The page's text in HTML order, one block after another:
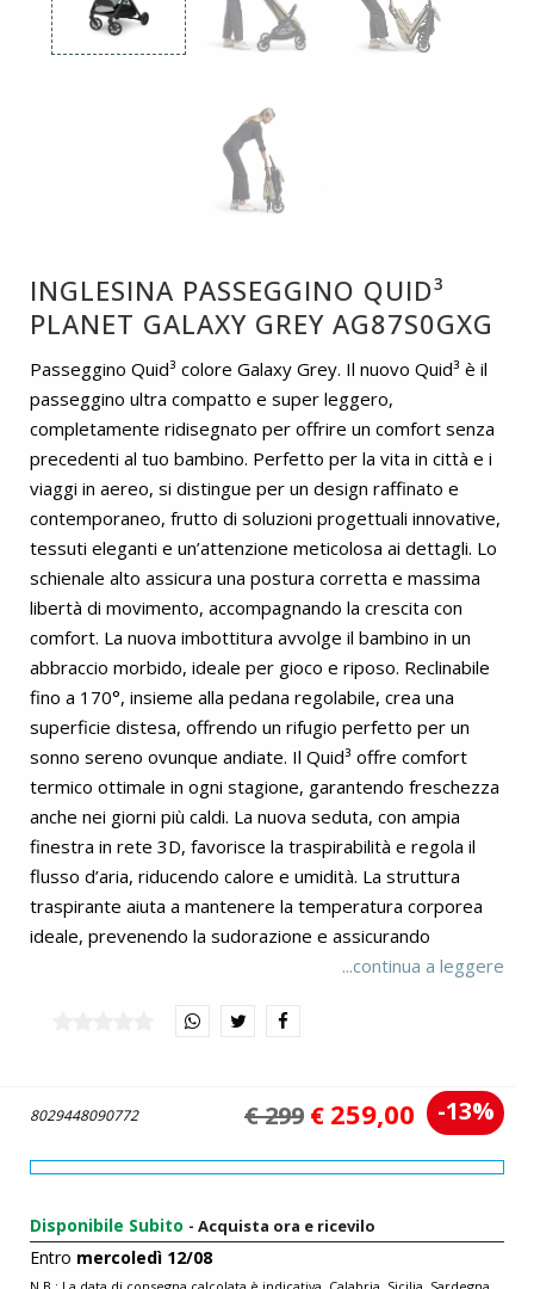
INGLESINA PASSEGGINO QUID³
PLANET GALAXY GREY AG87S0GXG
Passeggino Quid³ colore Galaxy Grey. Il nuovo Quid³ è il
passeggino ultra compatto e super leggero,
completamente ridisegnato per offrire un comfort senza
precedenti al tuo bambino. Perfetto per la vita in città e i
viaggi in aereo, si distingue per un design raffinato e
contemporaneo, frutto di soluzioni progettuali innovative,
tessuti eleganti e un’attenzione meticolosa ai dettagli. Lo
schienale alto assicura una postura corretta e massima
libertà di movimento, accompagnando la crescita con
comfort. La nuova imbottitura avvolge il bambino in un
abbraccio morbido, ideale per gioco e riposo. Reclinabile
fino a 170°, insieme alla pedana regolabile, crea una
superficie distesa, offrendo un rifugio perfetto per un
sonno sereno ovunque andiate. Il Quid³ offre comfort
termico ottimale in ogni stagione, garantendo freschezza
anche nei giorni più caldi. La nuova seduta, con ampia
finestra in rete 3D, favorisce la traspirabilità e regola il
flusso d’aria, riducendo calore e umidità. La struttura
traspirante aiuta a mantenere la temperatura corporea
ideale, prevenendo la sudorazione e assicurando
benessere nei mesi più caldi. Il Quid³ assicura
agilmente su strade affollate e superfici irregolari. Le
terreno. Con soli 6,4 kg e una chiusura ultra compatta, è
facile da trasportare ovunque. Adatto a bambini fino a 22
unisce praticità e comfort per i genitori. La cinghia a
sospensioni garantiscono una guida fluida su ogni terreno.
Il cestino più ampio offre spazio extra per gli accessori.
...continua a leggere
€ 299 € 259,00 -13%
8029448090772
Disponibile Subito - Acquista ora e ricevilo
Entro mercoledì 12/08